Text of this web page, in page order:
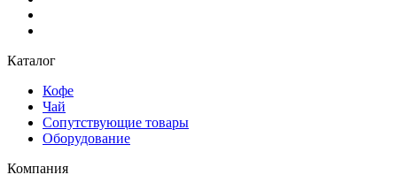
Каталог
Кофе
Чай
Сопутствующие товары
Оборудование
Компания